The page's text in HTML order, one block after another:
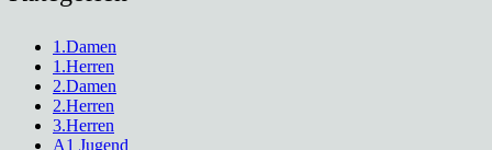
1.Damen
1.Herren
2.Damen
2.Herren
3.Herren
A1 Jugend